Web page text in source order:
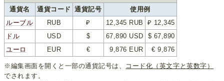
通貨名
通貨コード 通貨記号
使用例
ルーブル
RUB ₽ 12,345 RUB
₽ 12,345
ドル
USD $ 67,890 USD
$ 67,890
ユーロ
EUR € 9,876 EUR € 9,876
※編集画面を開くと一部の通貨記号は、
コード化（英文字と英数字）
でされます。